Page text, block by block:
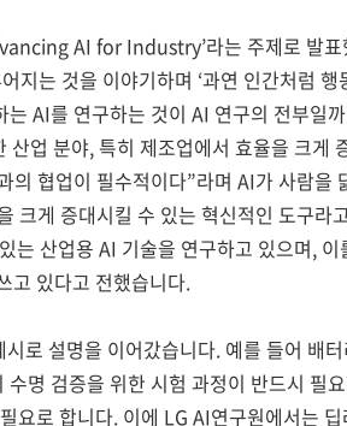
AI for Industry’라는 주제로 발표
는 것을 이야기하며 ‘과연 인간처럼 행
AI를 연구하는 것이 AI 연구의 전부일까
업 분야, 특히 제조업에서 효율을 크게
협업이 필수적이다”라며 AI가 사람을
크게 증대시킬 수 있는 혁신적인 도구라
는 산업용 AI 기술을 연구하고 있으며, 이
고 있다고 전했습니다.
로 설명을 이어갔습니다. 예를 들어 배
명 검증을 위한 시험 과정이 반드시 필
요로 합니다. 이에 LG AI연구원에서는